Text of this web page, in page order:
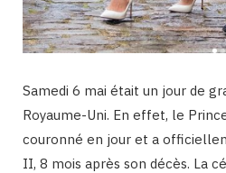
Samedi 6 mai était un jour de
Royaume-Uni. En effet, le
couronné en jour et a
II, 8 mois après son décès. La